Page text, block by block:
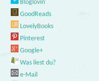
Bloglovin'
GoodReads
LovelyBooks
Pinterest
Google+
Was liest du?
e-Mail